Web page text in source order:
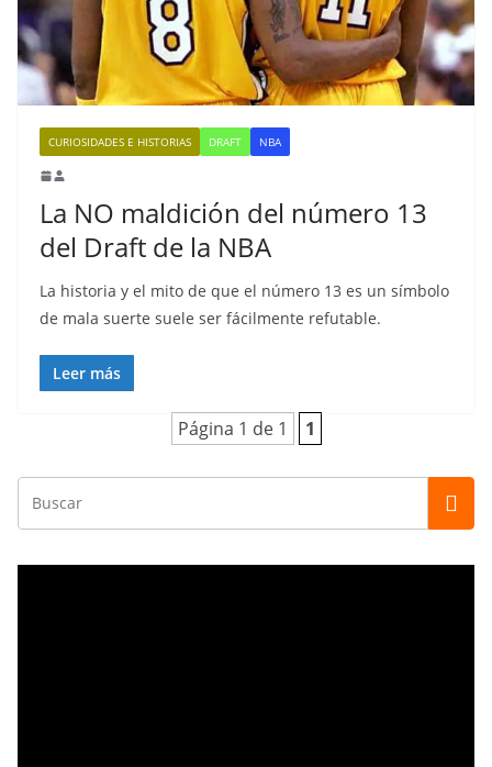
CURIOSIDADES E HISTORIAS DRAFT NBA
La NO maldición del número 13
del Draft de la NBA
La historia y el mito de que el número 13 es un símbolo
de mala suerte suele ser fácilmente refutable.
Leer más
Página 1 de 1 1